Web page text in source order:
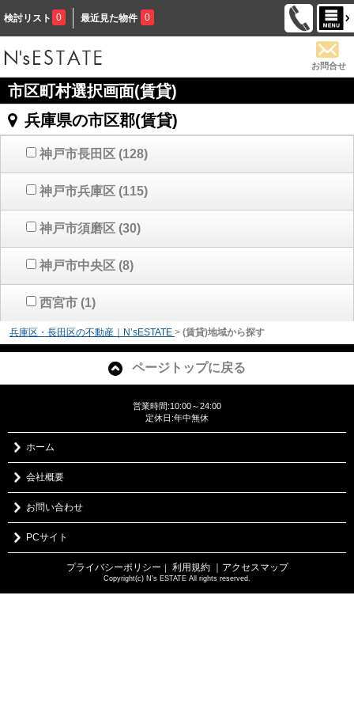
検討リスト 0 最近見た物件 0
お問合せ
市区町村選択画面(賃貸)
兵庫県の市区郡(賃貸)
神戸市長田区 (128)
神戸市兵庫区 (115)
神戸市須磨区 (30)
神戸市中央区 (8)
西宮市 (1)
兵庫区・長田区の不動産｜N’sESTATE > (賃貸)地域から探す
ページトップに戻る
営業時間:10:00～24:00
定休日:年中無休
ホーム
会社概要
お問い合わせ
PCサイト
プライバシーポリシー ｜ 利用規約 ｜アクセスマップ
Copyright(c) N's ESTATE All rights reserved.